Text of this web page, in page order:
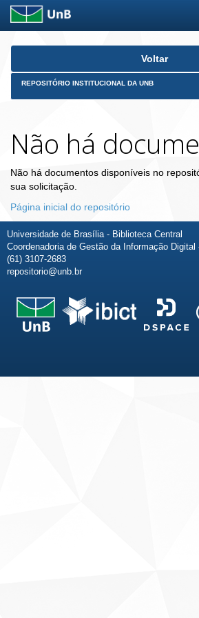
Skip
Voltar
REPOSITÓRIO INSTITUCIONAL DA UNB
Não há
Não há documentos disponíveis no
sua solicitação.
Página inicial do repositório
Universidade de Brasília - Biblioteca Central
Coordenadoria de Gestão da Informação Digital
(61) 3107-2683
repositorio@unb.br